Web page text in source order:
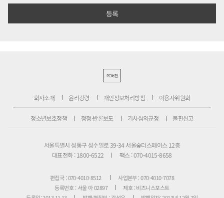
PC버전
회사소개 윤리강령 개인정보처리방침 이용자위원회
청소년보호정책 정정·반론보도 기사심의규정 불편신고
서울특별시 성동구 성수일로 39-34 서울숲더스페이스 12층
대표전화 : 1800-6522
팩스 : 070-4015-8658
편집국 : 070-4010-8512
사업본부 : 070-4010-7078
등록번호 : 서울 아 02897
제호 : 비즈니스포스트